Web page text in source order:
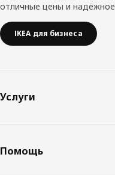
отличные цены и надёжное
IKEA для бизнеса
Услуги
Помощь